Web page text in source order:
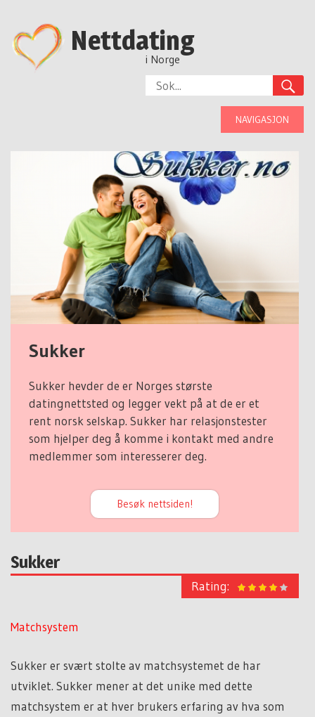
Nettdating
i Norge
NAVIGASJON
Sukker
Sukker hevder de er Norges største
datingnettsted og legger vekt på at de er et
rent norsk selskap. Sukker har relasjonstester
som hjelper deg å komme i kontakt med andre
medlemmer som interesserer deg.
Besøk nettsiden!
Sukker
Rating:
Matchsystem
Sukker er svært stolte av matchsystemet de har
utviklet. Sukker mener at det unike med dette
matchsystem er at hver brukers erfaring av hva som